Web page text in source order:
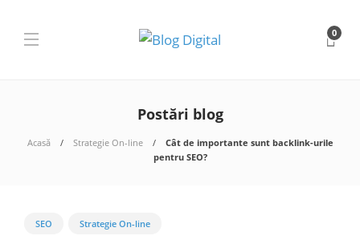
0
Postări blog
Acasă Strategie On-line
Cât de importante sunt backlink-urile
pentru SEO?
SEO Strategie On-line